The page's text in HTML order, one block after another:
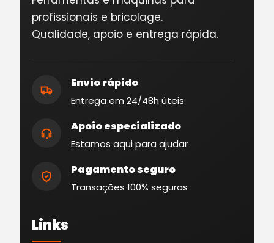
profissionais e bricolage.
Qualidade, apoio e entrega rápida.
Envio rápido
Entrega em 24/48h úteis
Apoio especializado
Estamos aqui para ajudar
Pagamento seguro
Transações 100% seguras
Links